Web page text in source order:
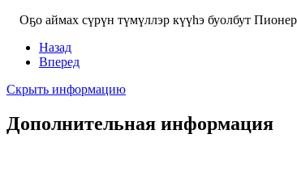
Оҕо аймах сүрүн түмүллэр күүһэ буолбут
Назад
Вперед
Скрыть информацию
Дополнительная информация